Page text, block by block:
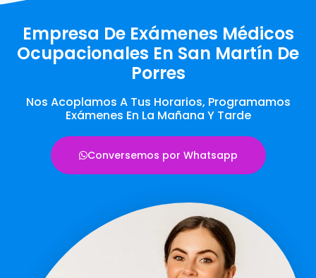
Empresa De Exámenes Médicos
Ocupacionales En San Martín De
Porres
Nos Acoplamos A Tus Horarios, Programamos
Exámenes En La Mañana Y Tarde
Conversemos por Whatsapp